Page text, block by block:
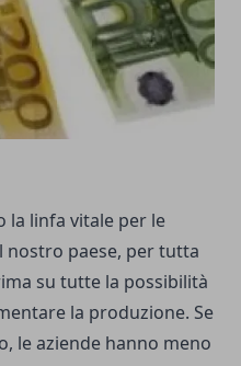
la linfa vitale per le
nostro paese, per tutta
su tutte la possibilità
la produzione. Se
le aziende hanno meno